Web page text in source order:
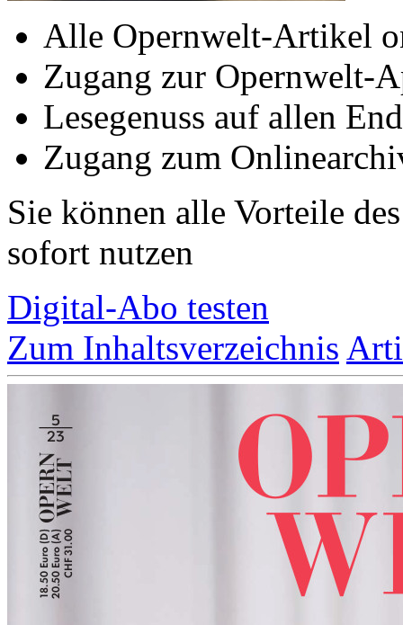
Alle Opernwelt-Artikel
Zugang zur Opernwelt-
Lesegenuss auf allen
Zugang zum
Sie können alle Vorteile
sofort nutzen
Digital-Abo testen
Zum Inhaltsverzeichnis